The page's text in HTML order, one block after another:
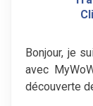
Bonjour, je
avec
découverte